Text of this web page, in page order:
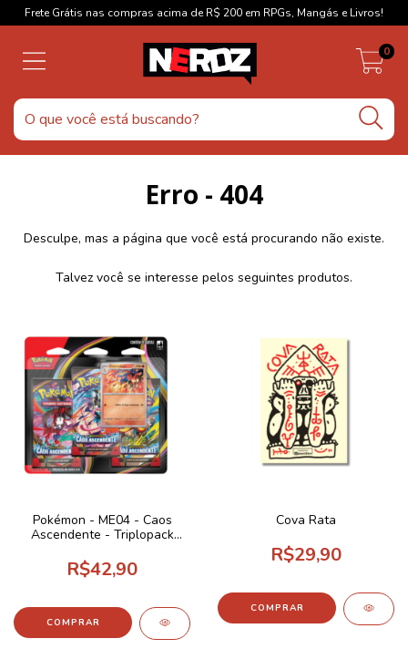
Frete Grátis nas compras acima de R$ 200 em RPGs, Mangás e Livros!
0
Erro - 404
Desculpe, mas a página que você está procurando não existe.
Talvez você se interesse pelos seguintes produtos.
Pokémon - ME04 - Caos
Ascendente - Triplopack
R$42,90
Cova Rata
R$29,90